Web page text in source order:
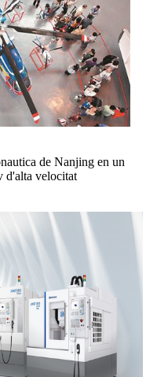
de Nanjing en un
d'alta velocitat